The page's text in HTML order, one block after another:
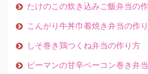
たけのこの炊き込みご飯弁当の
こんがり牛丼巾着焼き弁当の作
しそ巻き鶏つくね弁当の作り方
ピーマンの甘辛ベーコン巻き弁